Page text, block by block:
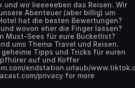
und wir lieeeeeben das Reisen. Wir
Abenteuer (aber billig) um
hat die besten Bewertungen?
wovon eher die Finger lassen?
Must-Sees für eure Bucketlist?
ums Thema Travel und Reisen.
Tipps und Tricks für euren
auf und Koffer
endstation.urlaub/
privacy for more